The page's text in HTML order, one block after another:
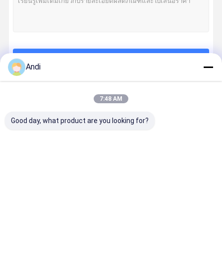
สายระบายอากาศกระจายเหล็ก
Andi
7:48 AM
Good day, what product are you looking for?